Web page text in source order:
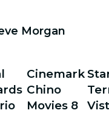
Morgan
Cinemark
Chino
Movies 8